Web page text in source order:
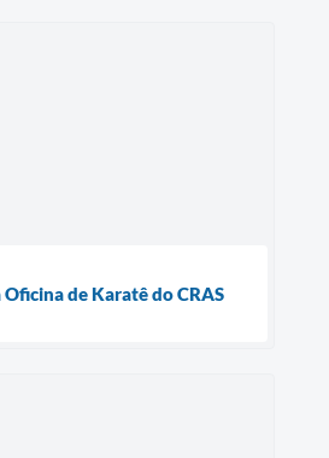
Oficina de Karatê do CRAS